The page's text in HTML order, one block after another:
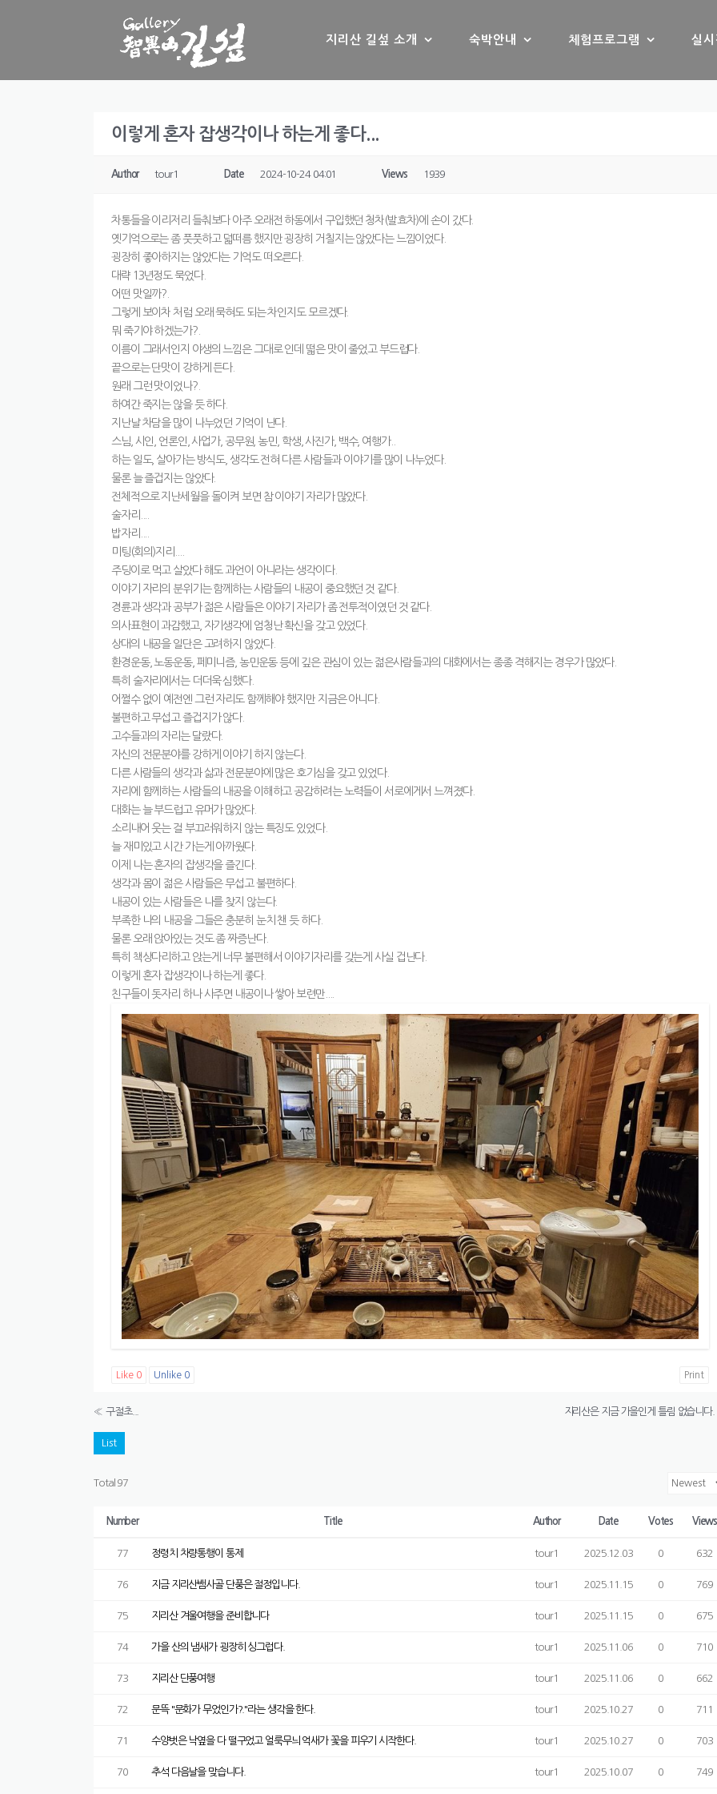
지리산 길섶 소개 숙박안내 체험프로그램 실
이렇게 혼자 잡생각이나 하는게 좋다...
Author tour1 Date 2024-10-24 04:01 Views 1939
차통들을 이리저리 들춰보다 아주 오래전 하동에서 구입했던 청차(발효차)에 손이 갔다.
옛기억으로는 좀 풋풋하고 덟떠름 했지만 굉장히 거칠지는 않았다는 느낌이었다.
굉장히 좋아하지는 않았다는 기억도 떠오른다.
대략 13년정도 묵었다.
어떤 맛일까?.
그렇게 보이차 처럼 오래 묵혀도 되는 차인지도 모르겠다.
뭐 죽기야 하겠는가?.
이름이 그래서인지 야생의 느낌은 그대로 인데 떫은 맛이 줄었고 부드럽다.
끝으로는 단맛이 강하게 든다.
원래 그런 맛이었나?.
하여간 죽지는 않을 듯 하다.
지난날 차담을 많이 나누었던 기억이 난다.
스님, 시인, 언론인, 사업가, 공무원, 농민, 학생, 사진가, 백수, 여행가..
하는 일도, 살아가는 방식도, 생각도 전혀 다른 사람들과 이야기를 많이 나누었다.
물론 늘 즐겁지는 않았다.
전체적으로 지난세월을 돌이켜 보면 참 이야기 자리가 많았다.
술자리....
밥자리....
미팅(회의)지리....
주딩이로 먹고 살았다 해도 과언이 아니라는 생각이다.
이야기 자리의 분위기는 함께하는 사람들의 내공이 중요했던 것 같다.
경륜과 생각과 공부가 젊은 사람들은 이야기 자리가 좀 전투적이였던 것 같다.
의사표현이 과감했고, 자기생각에 엄청난 확신을 갖고 있었다.
상대의 내공을 일단은 고려하지 않았다.
환경운동, 노동운동, 페미니즘, 농민운동 등에 깊은 관심이 있는 젊은사람들과의 대화에서는 종종 격해지는 경우가 많았다.
특히 술자리에서는 더더욱 심했다.
어쩔수 없이 예전엔 그런 자리도 함께해야 했지만 지금은 아니다.
불편하고 무섭고 즐겁지가 않다.
고수들과의 자리는 달랐다.
자신의 전문분야를 강하게 이야기 하지 않는다.
다른 사람들의 생각과 삶과 전문분야에 많은 호기심을 갖고 있었다.
자리에 함께하는 사람들의 내공을 이해하고 공감하려는 노력들이 서로에게서 느껴졌다.
대화는 늘 부드럽고 유머가 많았다.
소리내어 웃는 걸 부끄러워하지 않는 특징도 있었다.
늘 재미있고 시간 가는게 아까웠다.
이제 나는 혼자의 잡생각을 즐긴다.
생각과 몸이 젊은 사람들은 무섭고 불편하다.
내공이 있는 사람들은 나를 찾지 않는다.
부족한 나의 내공을 그들은 충분히 눈치 챈 듯 하다.
물론 오래 앉아있는 것도 좀 짜증난다.
특히 책상다리하고 앉는게 너무 불편해서 이야기자리를 갖는게 사실 겁난다.
이렇게 혼자 잡생각이나 하는게 좋다.
친구들이 돗자리 하나 사주면 내공이나 쌓아 보련만....
Like 0 Unlike 0 Print
« 구절초... 지리산은 지금 가을인게 틀림 없습니다.
List
Total 97
Number Title Author Date Votes Views
77 정령치 차량통행이 통제 tour1 2025.12.03 0 632
76 지금 지리산뱀사골 단풍은 절정입니다. tour1 2025.11.15 0 769
75 지리산 겨울여행을 준비합니다 tour1 2025.11.15 0 675
74 가을 산의 냄새가 굉장히 싱그럽다. tour1 2025.11.06 0 710
73 지리산 단풍여행 tour1 2025.11.06 0 662
72 문뜩 "문화가 무었인가?."라는 생각을 한다. tour1 2025.10.27 0 711
71 수양벗은 낙옆을 다 떨구었고 얼룩무늬 억새가 꽃을 피우기 시작한다. tour1 2025.10.27 0 703
70 추석 다음날을 맞습니다. tour1 2025.10.07 0 749